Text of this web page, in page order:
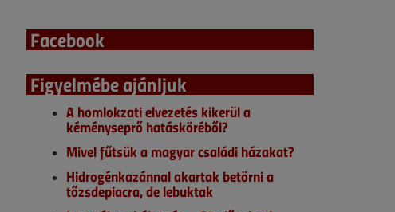
Facebook
Figyelmébe ajánljuk
A homlokzati elvezetés kikerül a
kéményseprő hatásköréből?
Mivel fűtsük a magyar családi házakat?
Hidrogénkazánnal akartak betörni a
tőzsdepiacra, de lebuktak